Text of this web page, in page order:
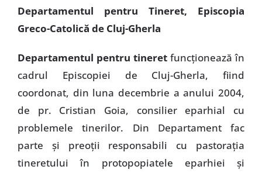
Departamentul pentru Tineret, Episcopia
Greco-Catolică de Cluj-Gherla
Departamentul pentru tineret funcţionează în
cadrul Episcopiei de Cluj-Gherla, fiind
coordonat, din luna decembrie a anului 2004,
de pr. Cristian Goia, consilier eparhial cu
problemele tinerilor. Din Departament fac
parte şi preoţii responsabili cu pastoraţia
tineretului în protopopiatele eparhiei şi